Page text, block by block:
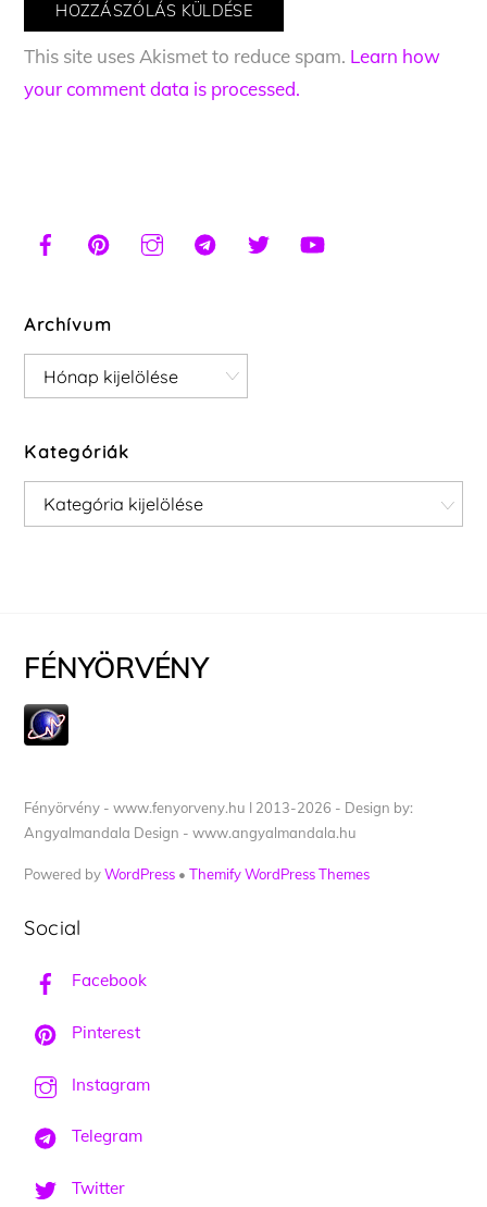
This site uses Akismet to reduce spam. Learn how
your comment data is processed.
Archívum
Archívum
Kategóriák
Kategóriák
FÉNYÖRVÉNY
Fényörvény - www.fenyorveny.hu I 2013-2026 - Design by:
Angyalmandala Design - www.angyalmandala.hu
Powered byWordPress •Themify WordPress Themes
Social
Facebook
Pinterest
Instagram
Telegram
Twitter